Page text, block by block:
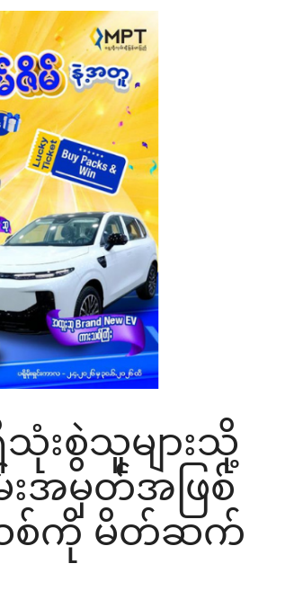
းစွဲသူများသို့
းအမှတ်အဖြစ်
သစ်ကို မိတ်ဆက်